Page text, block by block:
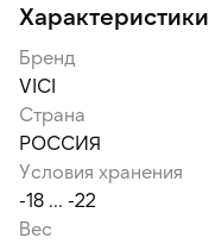
Характеристики
Бренд
VICI
Страна
РОССИЯ
Условия хранения
-18 ... -22
Вес